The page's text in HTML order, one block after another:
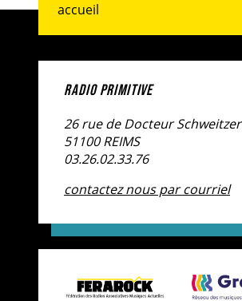
accueil
RADIO PRIMITIVE
26 rue de Docteur Schweitzer
51100 REIMS
03.26.02.33.76
contactez nous par courriel